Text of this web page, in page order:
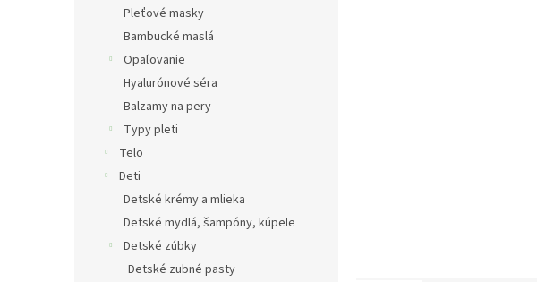
Pleťové masky
Bambucké maslá
Opaľovanie
Hyalurónové séra
Balzamy na pery
Typy pleti
Telo
Deti
Detské krémy a mlieka
Detské mydlá, šampóny, kúpele
Detské zúbky
Detské zubné pasty